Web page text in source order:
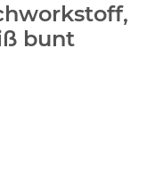
bunt